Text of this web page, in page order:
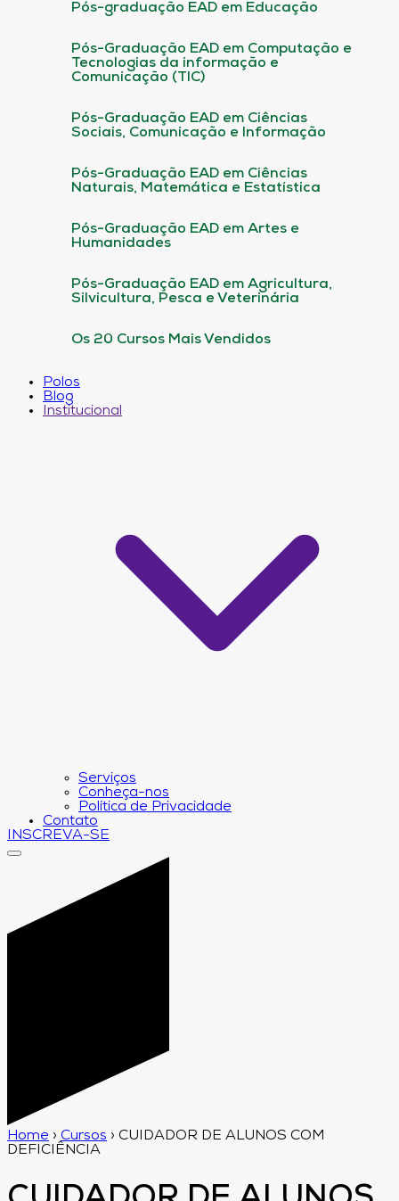
Pós-graduação EAD em Educação
Pós-Graduação EAD em Computação e
Tecnologias da informação e
Comunicação (TIC)
Pós-Graduação EAD em Ciências
Sociais, Comunicação e Informação
Pós-Graduação EAD em Ciências
Naturais, Matemática e Estatística
Pós-Graduação EAD em Artes e
Humanidades
Pós-Graduação EAD em Agricultura,
Silvicultura, Pesca e Veterinária
Os 20 Cursos Mais Vendidos
Polos
Blog
Institucional
Serviços
Conheça-nos
Política de Privacidade
Contato
INSCREVA-SE
Home › Cursos › CUIDADOR DE ALUNOS COM
DEFICIÊNCIA